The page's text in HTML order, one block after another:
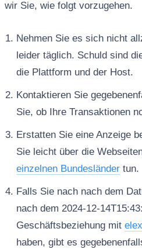
wir Sie, wie folgt vorzugehen.
Nehmen Sie es sich nicht
leider täglich. Schuld sind
die Plattform und der Host.
Kontaktieren Sie
Sie, ob Ihre Transaktionen
Erstatten Sie eine Anzeige
Sie leicht über die
einzelnen Bundesländertun.
Falls Sie nach nach dem
nach dem 2024-12-
Geschäftsbeziehung mit
haben, gibt es